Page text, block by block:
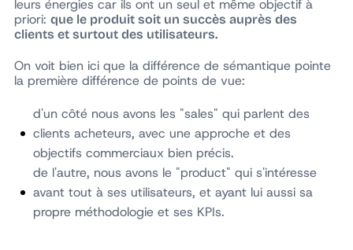
leurs énergies car ils ont un seul et même objectif à
priori: que le produit soit un succès auprès des
clients et surtout des utilisateurs.
On voit bien ici que la différence de sémantique pointe
la première différence de points de vue:
d'un côté nous avons les "sales" qui parlent des
clients acheteurs, avec une approche et des
objectifs commerciaux bien précis.
de l'autre, nous avons le "product" qui s'intéresse
avant tout à ses utilisateurs, et ayant lui aussi sa
propre méthodologie et ses KPIs.